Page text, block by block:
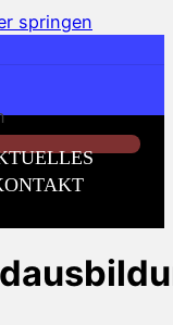
springen